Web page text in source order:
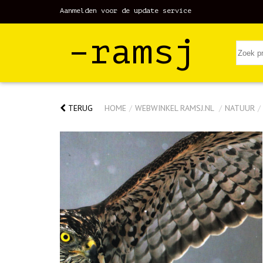
Aanmelden voor de update service
–ramsj
TERUG HOME / WEBWINKEL RAMSJ.NL / NATUUR /